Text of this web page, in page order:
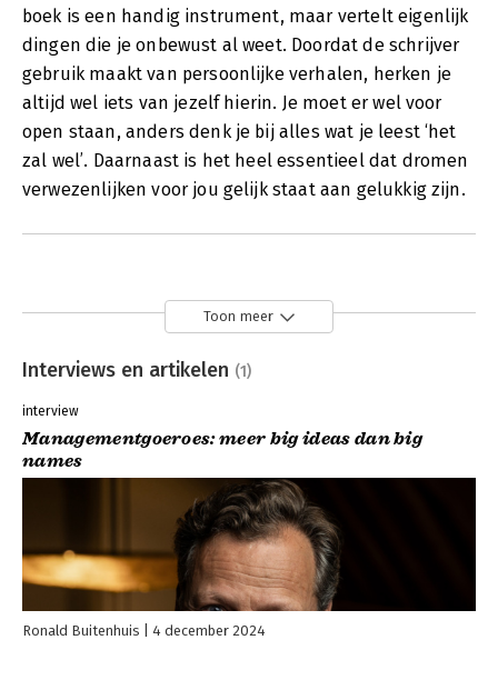
boek is een handig instrument, maar vertelt eigenlijk
dingen die je onbewust al weet. Doordat de schrijver
gebruik maakt van persoonlijke verhalen, herken je
altijd wel iets van jezelf hierin. Je moet er wel voor
open staan, anders denk je bij alles wat je leest ‘het
zal wel’. Daarnaast is het heel essentieel dat dromen
verwezenlijken voor jou gelijk staat aan gelukkig zijn.
Toon meer
Interviews en artikelen (1)
interview
Managementgoeroes: meer big ideas dan big
names
Ronald Buitenhuis 4 december 2024